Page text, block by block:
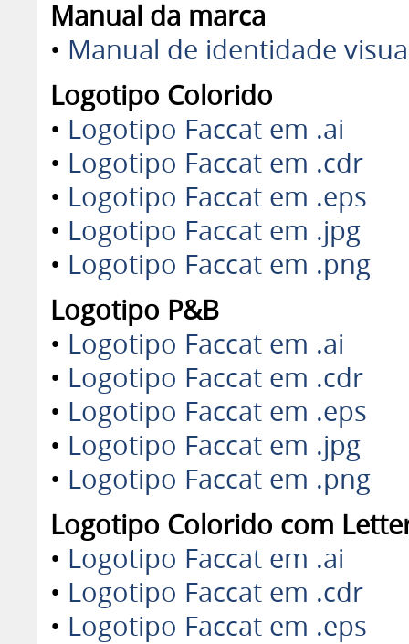
Manual da marca
• Manual de identidade
Logotipo Colorido
• Logotipo Faccat em .ai
• Logotipo Faccat em .cdr
• Logotipo Faccat em .eps
• Logotipo Faccat em .jpg
• Logotipo Faccat em .png
Logotipo P&B
• Logotipo Faccat em .ai
• Logotipo Faccat em .cdr
• Logotipo Faccat em .eps
• Logotipo Faccat em .jpg
• Logotipo Faccat em .png
Logotipo Colorido com
• Logotipo Faccat em .ai
• Logotipo Faccat em .cdr
• Logotipo Faccat em .eps